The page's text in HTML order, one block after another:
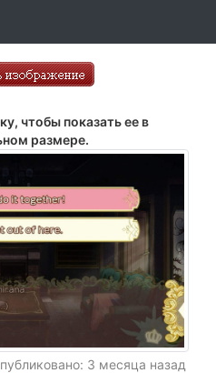
чтобы показать ее в
размере.
3 месяца назад